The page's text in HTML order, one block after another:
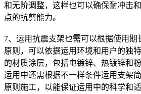
和无阶调整，这样也可以确保耐冲击
点的抗剪能力。
7、运用抗震支架也需可以根据使用
原则，可以依据运用环境和用户的独
的材质涂层，包括电镀锌、热镀锌和
运用中还需根据不一样条件运用支架
原则施工，以能保证运用中的科学和适